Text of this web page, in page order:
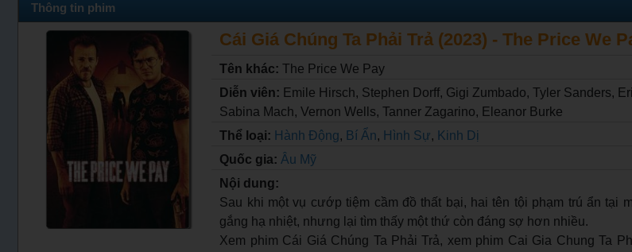
Thông tin phim
Cái Giá Chúng Ta Phải Trả (2023) - The Price We
Tên khác:The Price We Pay
Diễn viên: Emile Hirsch, Stephen Dorff, Gigi Zumbado, Tyler Sanders,
Sabina Mach, Vernon Wells, Tanner Zagarino, Eleanor Burke
Thể loại: Hành Động, Bí Ẩn, Hình Sự, Kinh Dị
Quốc gia: Âu Mỹ
Nội dung:
Sau khi một vụ cướp tiệm cầm đồ thất bại, hai tên tội phạm trú ẩn tại
gắng hạ nhiệt, nhưng lại tìm thấy một thứ còn đáng sợ hơn nhiều.
Xem phim Cái Giá Chúng Ta Phải Trả, xem phim Cai Gia Chung Ta